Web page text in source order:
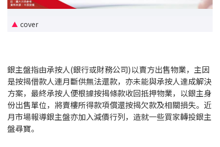
中原按揭標籤優惠
按揭工具
按揭計算
轉按計算
cover
銀主盤指由承按人(銀行或財務公司)以賣方出售物業，主因
是按揭借款人連月斷供無法還款，亦未能與承按人達成解決
方案，最終承按人便根據按揭條款收回抵押物業，以銀主身
份出售單位，將賣樓所得款項償還按揭欠款及相關損失。近
月市場報導銀主盤亦加入減價行列，造就一些買家轉投銀主
盤尋寶。